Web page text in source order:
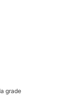
grade